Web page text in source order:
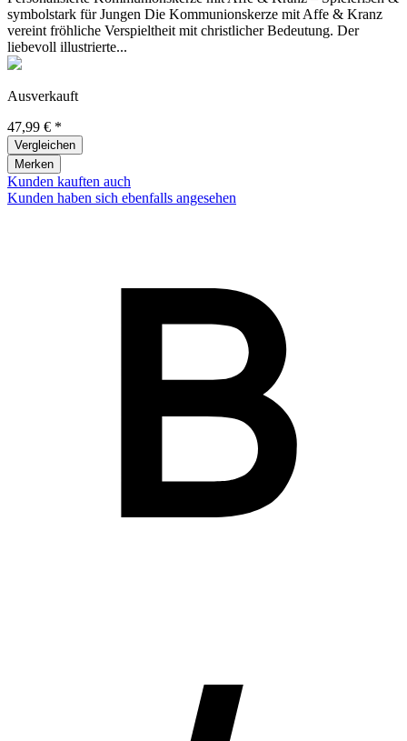
symbolstark für Jungen Die Kommunionskerze mit Affe & Kranz
vereint fröhliche Verspieltheit mit christlicher Bedeutung. Der
liebevoll illustrierte...
Ausverkauft
47,99 € *
Vergleichen
Merken
Kunden kauften auch
Kunden haben sich ebenfalls angesehen